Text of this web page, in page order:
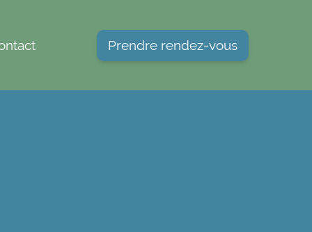
Prendre rendez-vous